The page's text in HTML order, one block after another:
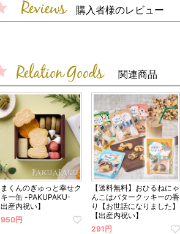
購入者様のレビュー
関連商品
くんのぎゅっと幸せク
ー缶 -PAKUPAKU-
産内祝い】
円
【送料無料】おひるねにゃ
んこはバタークッキーの香
り【お世話になりました】
【出産内祝い】
291円